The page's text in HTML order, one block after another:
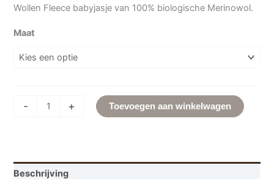
Wollen Fleece babyjasje van 100% biologische Merinowol.
Maat
- + Toevoegen aan winkelwagen
Beschrijving